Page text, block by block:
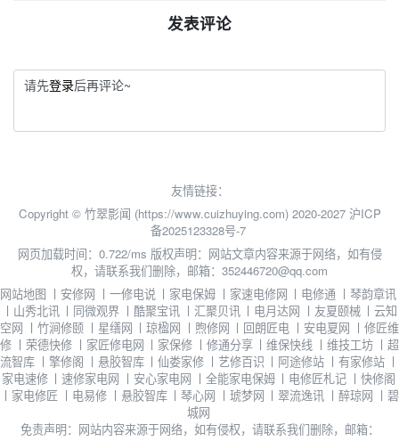
发表评论
请先登录后再评论~
友情链接：
Copyright © 竹翠影闻 (https://www.cuizhuying.com) 2020-2027 沪ICP
备2025123328号-7
网页加载时间：0.722/ms 版权声明：网站文章内容来源于网络，如有侵
权，请联系我们删除，邮箱：352446720@qq.com
网站地图 丨 安修网 丨 一修电说 丨 家电保姆 丨 家速电修网 丨 电修通 丨琴韵章讯
丨 山秀北讯 丨 同微观界 丨 酷聚宝讯 丨 汇聚贝讯 丨 电月达网 丨 友夏颐械 丨云知
空网 丨 竹涧修颐 丨 星缮网 丨琼楹网 丨 煦修网 丨 回朗匠电 丨 安电夏网 丨 修匠维
修 丨 荣德快修 丨 家匠修电网 丨 家保修 丨 修通分享 丨维保快线 丨维技工坊 丨 超
流智库 丨 擎修阁 丨 悬胶智库 丨仙娄家修 丨 艺修百识 丨 阿途修站 丨 有家修站 丨
家电速修 丨 速修家电网 丨 安心家电网 丨 全能家电保姆 丨 电修匠札记 丨 快修阁
丨 家电修匠 丨 电易修 丨 悬胶智库 丨琴心网 丨 琥梦网 丨翠流逸讯 丨醉琼网 丨 碧
城网
免责声明：网站内容来源于网络，如有侵权，请联系我们删除，邮箱：